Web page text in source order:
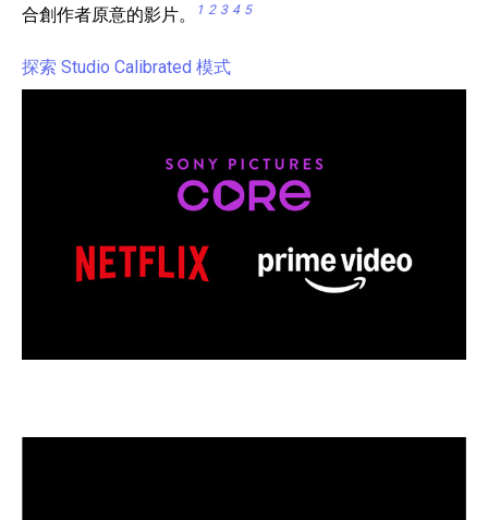
合創作者原意的影片。
1 2 3 4 5
探索 Studio Calibrated 模式